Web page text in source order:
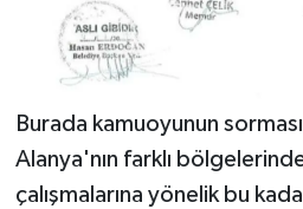
Burada kamuoyunun
Alanya'nın farklı
çalışmalarına yönelik bu